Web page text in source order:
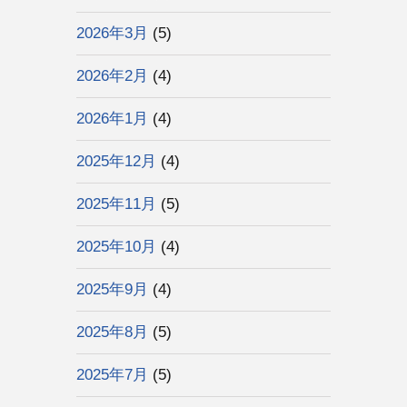
2026年3月 (5)
2026年2月 (4)
2026年1月 (4)
2025年12月 (4)
2025年11月 (5)
2025年10月 (4)
2025年9月 (4)
2025年8月 (5)
2025年7月 (5)